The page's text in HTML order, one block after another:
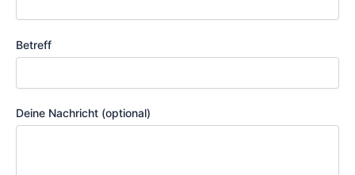
Betreff
Deine Nachricht (optional)